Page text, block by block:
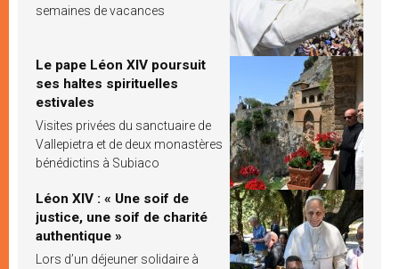
semaines de vacances
Le pape Léon XIV poursuit
ses haltes spirituelles
estivales
Visites privées du sanctuaire de
Vallepietra et de deux monastères
bénédictins à Subiaco
Léon XIV : « Une soif de
justice, une soif de charité
authentique »
Lors d’un déjeuner solidaire à